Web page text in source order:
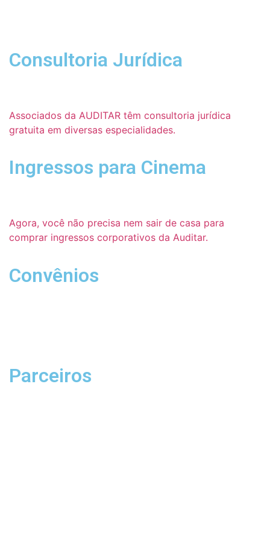
Consultoria Jurídica
Associados da AUDITAR têm consultoria jurídica
gratuita em diversas especialidades.
Ingressos para Cinema
Agora, você não precisa nem sair de casa para
comprar ingressos corporativos da Auditar.
Convênios
Parceiros